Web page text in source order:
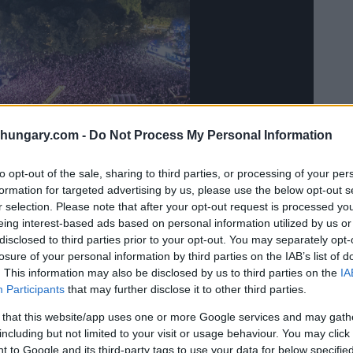
- Do Not Process My Personal Information
opt-out of the sale, sharing to third parties, or processing of your
for targeted advertising by us, please use the below opt-out
selection. Please note that after your opt-out request is processed
interest-based ads based on personal information utilized by us
to third parties prior to your opt-out. You may separately
of your personal information by third parties on the IAB’s list of
This information may also be disclosed by us to third parties on the
Participants that may further disclose it to other third parties.
that this website/app uses one or more Google services and may
but not limited to your visit or usage behaviour. You may
to Google and its third-party tags to use your data for below
Festival
für jüngere Generationen zu
wichtigen Entsendeländern wie den Niederlanden,
Niveau von 2025 erreicht haben. Auch die Zahl der
sind optimistisch, dass sich die neue Struktur auf